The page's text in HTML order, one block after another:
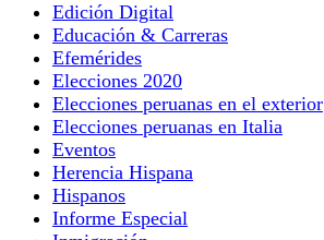
Edición Digital
Educación & Carreras
Efemérides
Elecciones 2020
Elecciones peruanas en el exterior
Elecciones peruanas en Italia
Eventos
Herencia Hispana
Hispanos
Informe Especial